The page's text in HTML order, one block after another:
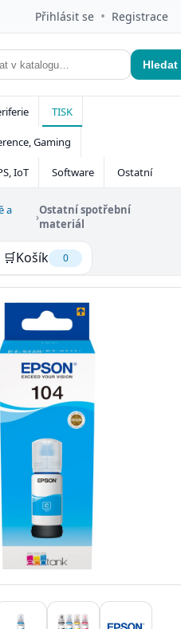
Přihlásit se • Registrace
Hledat
TISK
Gaming
IoT Software Ostatní
a
›Ostatní spotřební
materiál
🛒Košík 0